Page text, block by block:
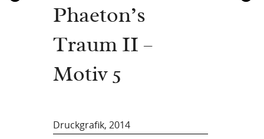
Phaeton’s
Traum II –
Motiv 5
Druckgrafik, 2014